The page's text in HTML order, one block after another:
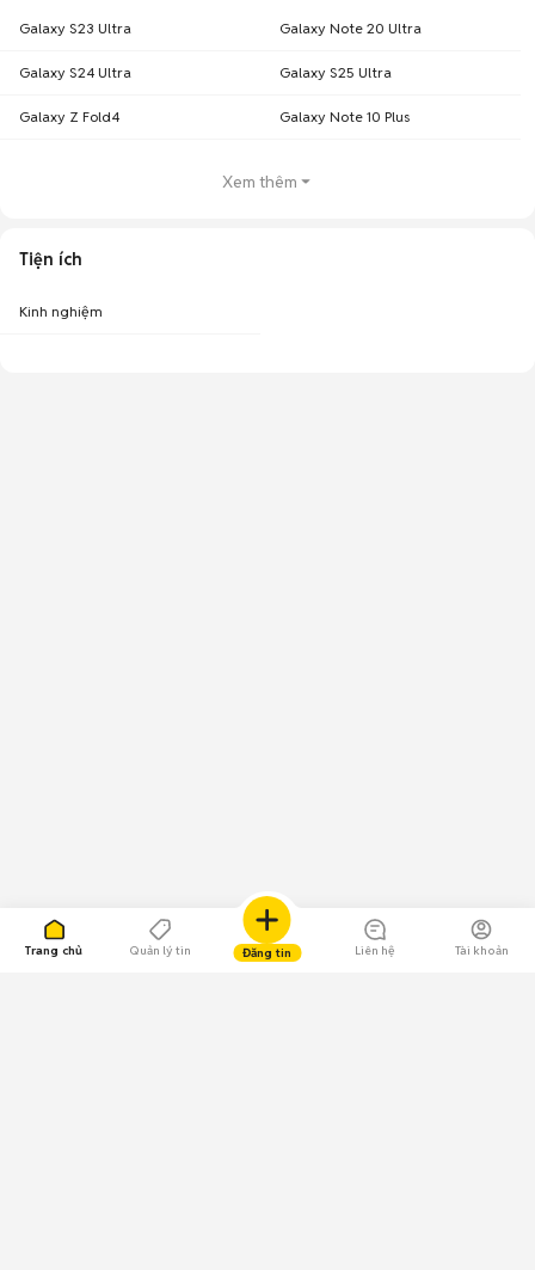
Trang chủ Quản lý tin Đăng tin Liên hệ Tài khoản
Galaxy S23 Ultra Galaxy Note 20 Ultra
Galaxy S24 Ultra Galaxy S25 Ultra
Galaxy Z Fold4 Galaxy Note 10 Plus
Xem thêm
Tiện ích
Kinh nghiệm